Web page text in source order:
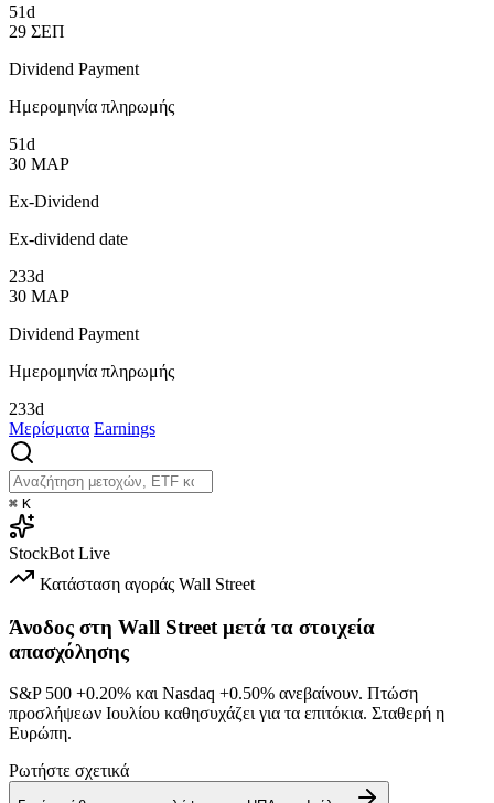
51d
29 ΣΕΠ
Dividend Payment
Ημερομηνία πληρωμής
51d
30 ΜΑΡ
Ex-Dividend
Ex-dividend date
233d
30 ΜΑΡ
Dividend Payment
Ημερομηνία πληρωμής
233d
Μερίσματα Earnings
⌘ K
StockBot Live
Κατάσταση αγοράς Wall Street
Άνοδος στη Wall Street μετά τα στοιχεία
απασχόλησης
S&P 500 +0.20% και Nasdaq +0.50% ανεβαίνουν. Πτώση
προσλήψεων Ιουλίου καθησυχάζει για τα επιτόκια. Σταθερή η
Ευρώπη.
Ρωτήστε σχετικά